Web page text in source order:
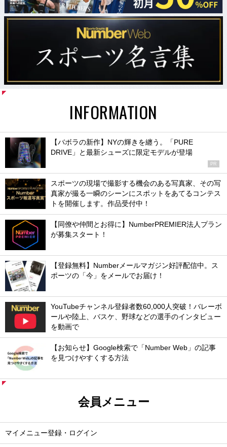
INFORMATION
【バボラの新作】NYの輝きを纏う。「PURE
DRIVE」と最新シューズに限定モデルが登場
PR
スポーツの現場で撮影する機会のある写真家、その写
真家が撮る一瞬のシーンにスポットをあてるコンテス
トを開催します。作品受付中！
【同僚や仲間とお得に】NumberPREMIER法人プラン
が募集スタート！
【登録無料】Numberメールマガジン好評配信中。ス
ポーツの「今」をメールでお届け！
YouTubeチャンネル登録者数60,000人突破！バレーボ
ールや陸上、バスケ、野球などの選手のインタビュー
を動画で
【お知らせ】Google検索で「Number Web」の記事
を見つけやすくする方法
会員メニュー
マイメニュー登録・ログイン